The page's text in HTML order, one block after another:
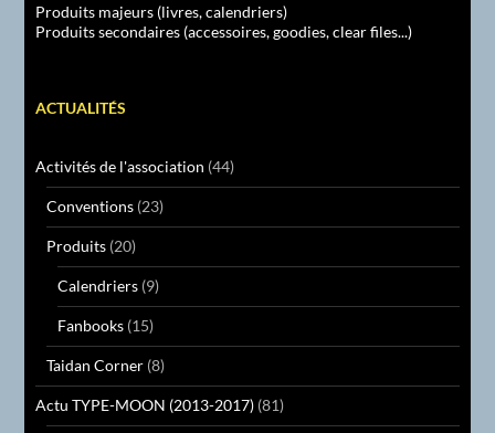
Produits majeurs (livres, calendriers)
Produits secondaires (accessoires, goodies, clear files...)
ACTUALITÉS
Activités de l'association (44)
Conventions (23)
Produits (20)
Calendriers (9)
Fanbooks (15)
Taidan Corner (8)
Actu TYPE-MOON (2013-2017) (81)